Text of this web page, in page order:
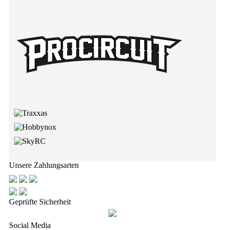
Unsere Zahlungsarten
Geprüfte Sicherheit
Social Media